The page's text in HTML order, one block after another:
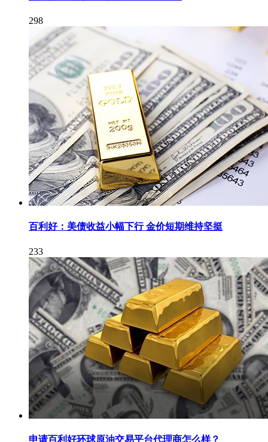
298
百利好：美债收益小幅下行 金价短期维持坚挺
233
申请百利好环球原油交易平台代理商怎么样？